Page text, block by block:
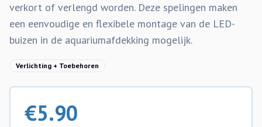
verkort of verlengd worden. Deze spelingen maken
een eenvoudige en flexibele montage van de LED-
buizen in de aquariumafdekking mogelijk.
Verlichting + Toebehoren
€5.90